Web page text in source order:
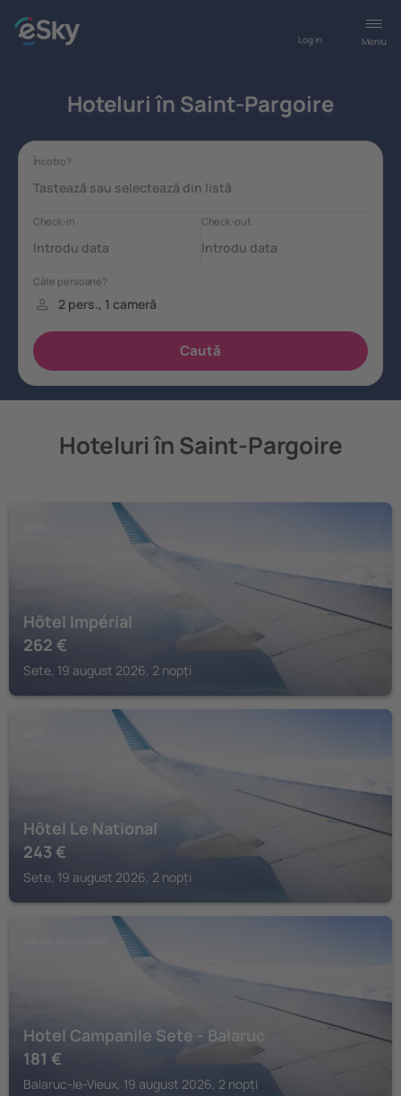
Meniu
Log in
Hoteluri în Saint-Pargoire
Hoteluri în Saint-Pargoire
Hôtel Impérial
262 €
Sete, 19 august 2026, 2 nopți
Hôtel Le National
243 €
Sete, 19 august 2026, 2 nopți
Hotel Campanile Sete - Balaruc
181 €
Balaruc-le-Vieux, 19 august 2026, 2 nopți